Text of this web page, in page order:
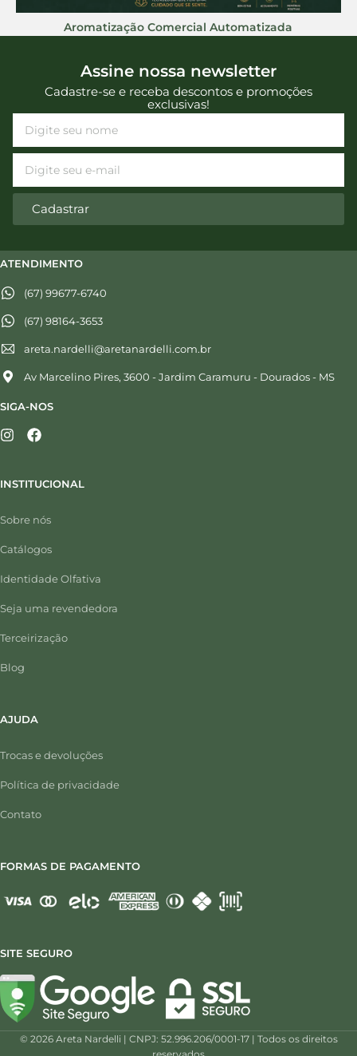
Aromatização Comercial Automatizada
Assine nossa newsletter
Cadastre-se e receba descontos e promoções
exclusivas!
Cadastrar
ATENDIMENTO
(67) 99677-6740
(67) 98164-3653
areta.nardelli@aretanardelli.com.br
Av Marcelino Pires, 3600 - Jardim Caramuru - Dourados - MS
SIGA-NOS
INSTITUCIONAL
Sobre nós
Catálogos
Identidade Olfativa
Seja uma revendedora
Terceirização
Blog
AJUDA
Trocas e devoluções
Política de privacidade
Contato
FORMAS DE PAGAMENTO
SITE SEGURO
© 2026Areta Nardelli | CNPJ: 52.996.206/0001-17 | Todos os direitos